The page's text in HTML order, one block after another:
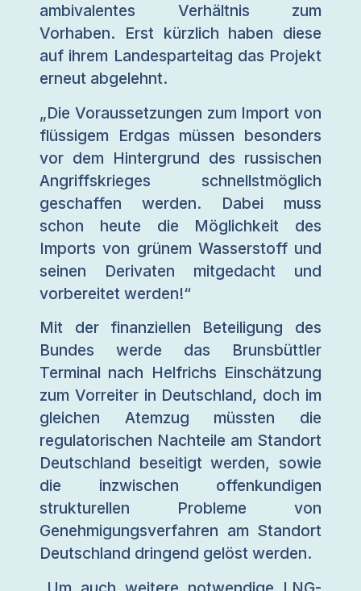
ambivalentes Verhältnis zum
Vorhaben. Erst kürzlich haben diese
auf ihrem Landesparteitag das Projekt
erneut abgelehnt.
„Die Voraussetzungen zum Import von
flüssigem Erdgas müssen besonders
vor dem Hintergrund des russischen
Angriffskrieges schnellstmöglich
geschaffen werden. Dabei muss
schon heute die Möglichkeit des
Imports von grünem Wasserstoff und
seinen Derivaten mitgedacht und
vorbereitet werden!“
Mit der finanziellen Beteiligung des
Bundes werde das Brunsbüttler
Terminal nach Helfrichs Einschätzung
zum Vorreiter in Deutschland, doch im
gleichen Atemzug müssten die
regulatorischen Nachteile am Standort
Deutschland beseitigt werden, sowie
die inzwischen offenkundigen
strukturellen Probleme von
Genehmigungsverfahren am Standort
Deutschland dringend gelöst werden.